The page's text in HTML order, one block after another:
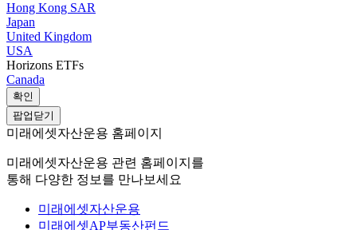
Hong Kong SAR
Japan
United Kingdom
USA
Horizons ETFs
Canada
확인
팝업닫기
미래에셋자산운용 홈페이지
미래에셋자산운용 관련 홈페이지를
통해 다양한 정보를 만나보세요
미래에셋자산운용
미래에셋AP부동산펀드